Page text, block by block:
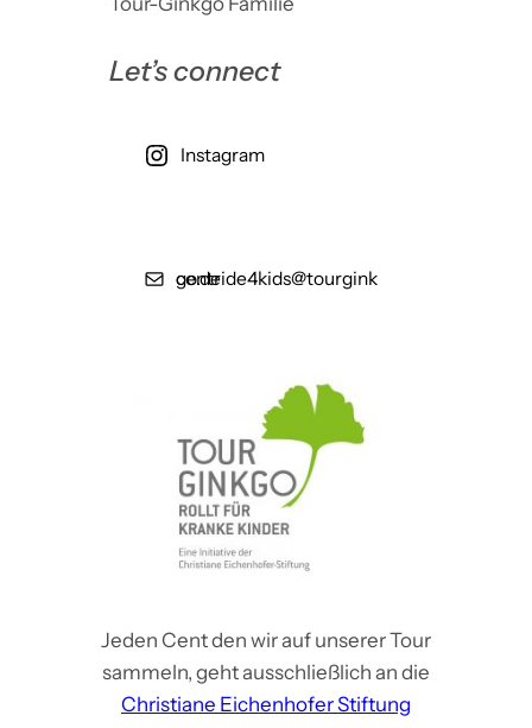
Let’s connect
Instagram
centride4kids@tourginkgo.de
Jeden Cent den wir auf unserer Tour
sammeln, geht ausschließlich an die
Christiane Eichenhofer Stiftung